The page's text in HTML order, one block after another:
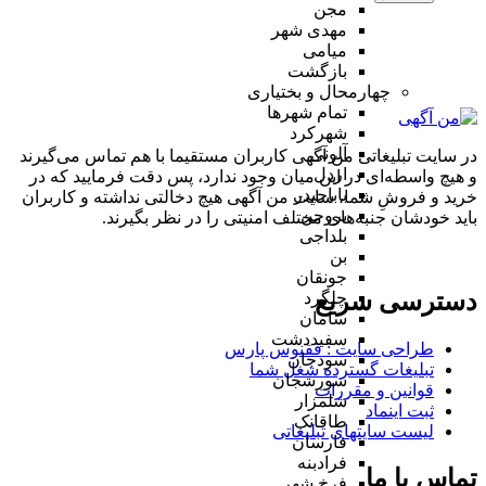
مجن
مهدی شهر
میامی
بازگشت
چهارمحال و بختیاری
تمام شهر‌ها
شهرکرد
آلونی
اردل
باباحیدر
بروجن
بلداجی
بن
جونقان
چلگرد
سامان
سفیددشت
سودجان
سورشجان
شلمزار
طاقانک
فارسان
فرادبنه
در سایت تبلیغاتی من آگهی کاربران مستقیما با هم تماس می‌گیرند
و هیچ واسطه‌ای در این میان وجود ندارد، پس دقت فرمایید که در
خرید و فروشِ شما، سایت من آگهی هیچ دخالتی نداشته و کاربران
باید خودشان جنبه‌های مختلف امنیتی را در نظر بگیرند.
دسترسی سریع
طراحی سایت :‌ ققنوس پارس
تبلیغات گسترده شغل شما
قوانین و مقررات
ثبت اینماد
لیست سایتهای تبلیغاتی
تماس با ما